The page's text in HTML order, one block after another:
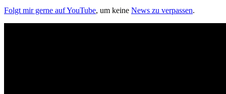
Folgt mir gerne auf YouTube, um keine News zu verpassen.